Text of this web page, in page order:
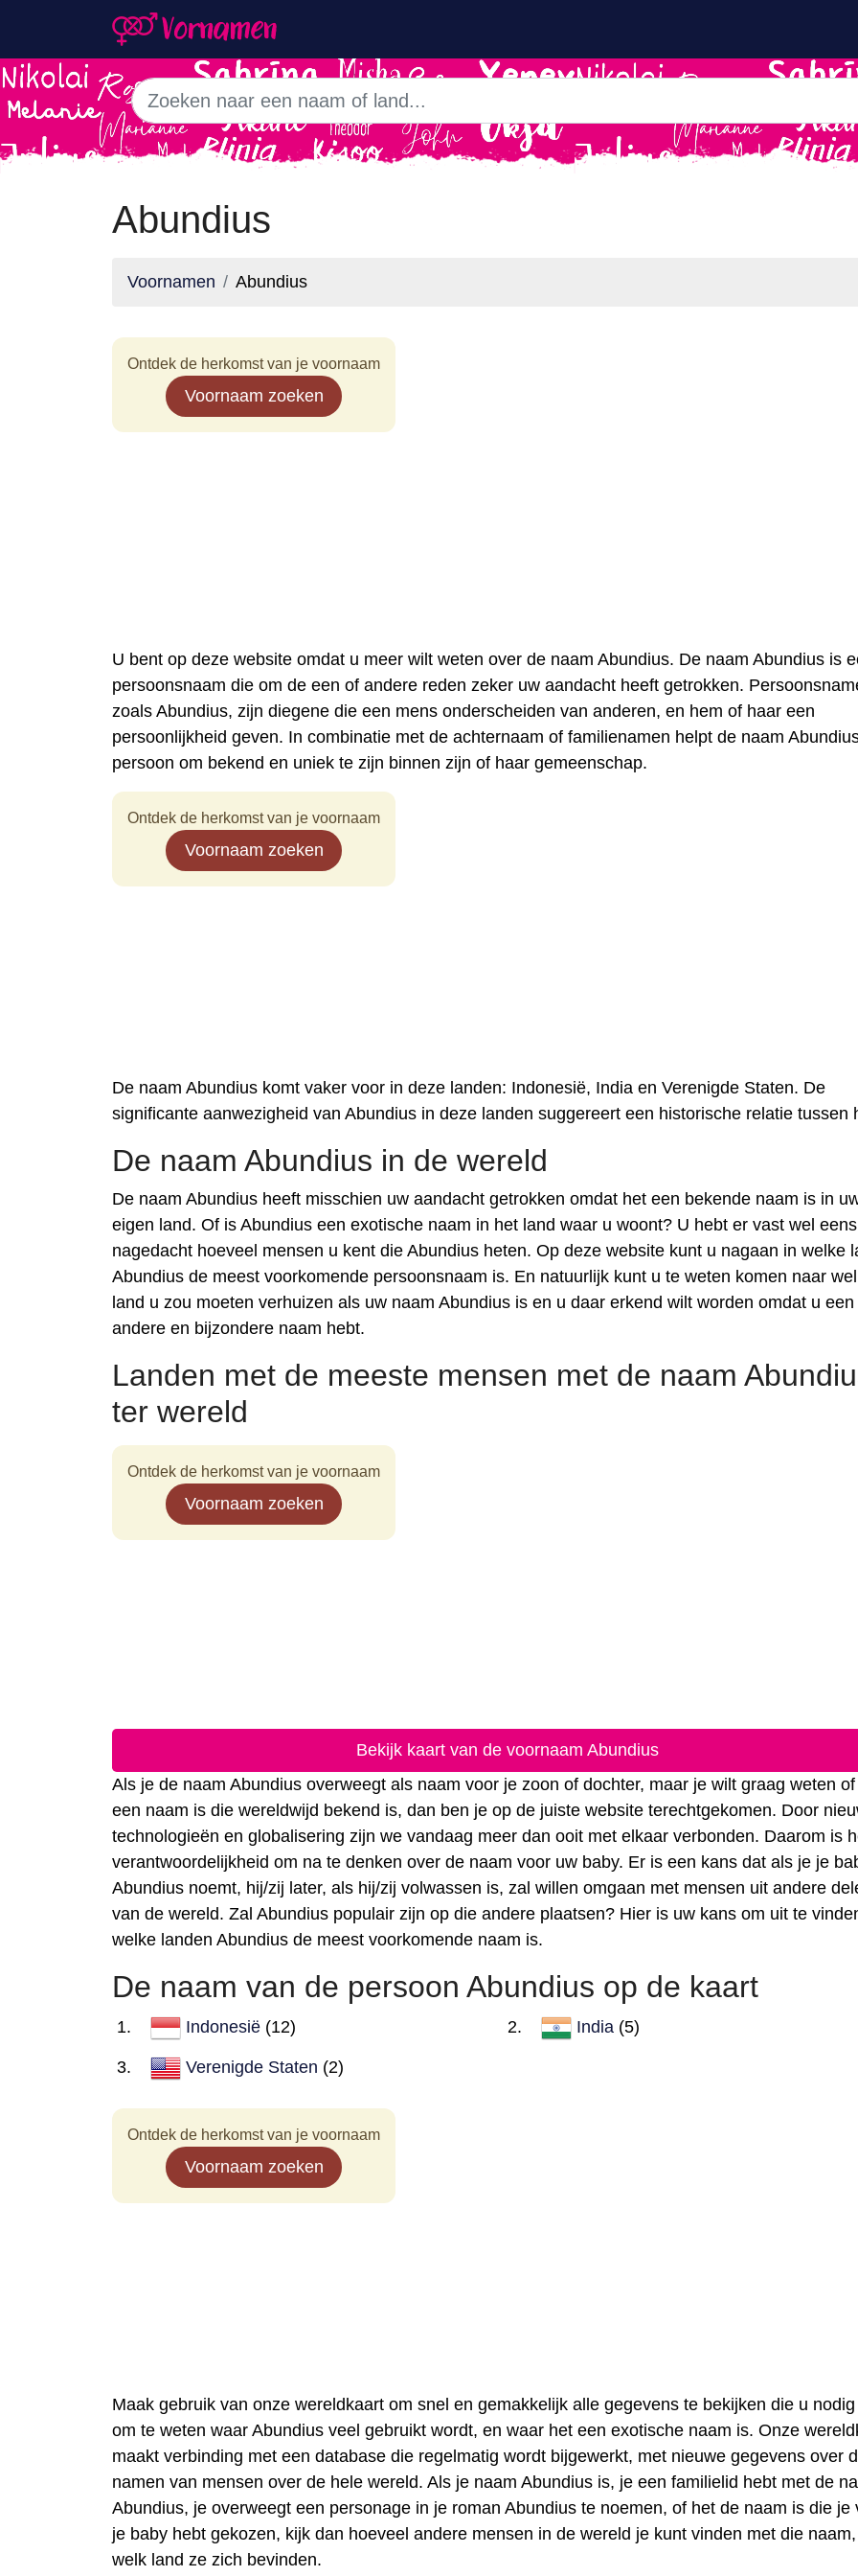
Abundius
Voornamen Abundius
Ontdek de herkomst van je voornaam
Voornaam zoeken
U bent op deze website omdat u meer wilt weten over de naam Abundius. De naam Abundius is
persoonsnaam die om de een of andere reden zeker uw aandacht heeft getrokken.
zoals Abundius, zijn diegene die een mens onderscheiden van anderen, en hem of haar een
persoonlijkheid geven. In combinatie met de achternaam of familienamen helpt de naam
persoon om bekend en uniek te zijn binnen zijn of haar gemeenschap.
Ontdek de herkomst van je voornaam
Voornaam zoeken
De naam Abundius komt vaker voor in deze landen: Indonesië, India en Verenigde Staten. De
significante aanwezigheid van Abundius in deze landen suggereert een historische relatie tussen
De naam Abundius in de wereld
De naam Abundius heeft misschien uw aandacht getrokken omdat het een bekende naam is in
eigen land. Of is Abundius een exotische naam in het land waar u woont? U hebt er vast wel
nagedacht hoeveel mensen u kent die Abundius heten. Op deze website kunt u nagaan in welke
Abundius de meest voorkomende persoonsnaam is. En natuurlijk kunt u te weten komen naar
land u zou moeten verhuizen als uw naam Abundius is en u daar erkend wilt worden omdat u een
andere en bijzondere naam hebt.
Landen met de meeste mensen met de naam
ter wereld
Ontdek de herkomst van je voornaam
Voornaam zoeken
Bekijk kaart van de voornaam Abundius
Als je de naam Abundius overweegt als naam voor je zoon of dochter, maar je wilt graag weten
een naam is die wereldwijd bekend is, dan ben je op de juiste website terechtgekomen. Door
technologieën en globalisering zijn we vandaag meer dan ooit met elkaar verbonden. Daarom is
verantwoordelijkheid om na te denken over de naam voor uw baby. Er is een kans dat als je je
Abundius noemt, hij/zij later, als hij/zij volwassen is, zal willen omgaan met mensen uit andere
van de wereld. Zal Abundius populair zijn op die andere plaatsen? Hier is uw kans om uit te
welke landen Abundius de meest voorkomende naam is.
De naam van de persoon Abundius op de kaart
Indonesië (12) India(5)
Verenigde Staten (2)
Ontdek de herkomst van je voornaam
Voornaam zoeken
Maak gebruik van onze wereldkaart om snel en gemakkelijk alle gegevens te bekijken die u
om te weten waar Abundius veel gebruikt wordt, en waar het een exotische naam is. Onze
maakt verbinding met een database die regelmatig wordt bijgewerkt, met nieuwe gegevens over
namen van mensen over de hele wereld. Als je naam Abundius is, je een familielid hebt met de
Abundius, je overweegt een personage in je roman Abundius te noemen, of het de naam is die je
je baby hebt gekozen, kijk dan hoeveel andere mensen in de wereld je kunt vinden met die
welk land ze zich bevinden.